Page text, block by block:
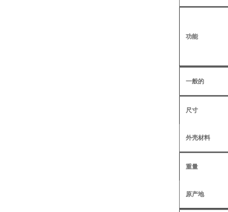
功能
一般的
尺寸
外壳材料
重量
原产地